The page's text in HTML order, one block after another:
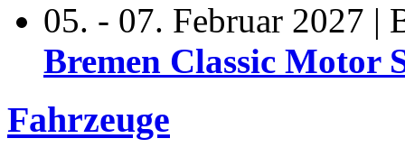
05. - 07. Februar 2027 |
Bremen Classic Motor
Fahrzeuge